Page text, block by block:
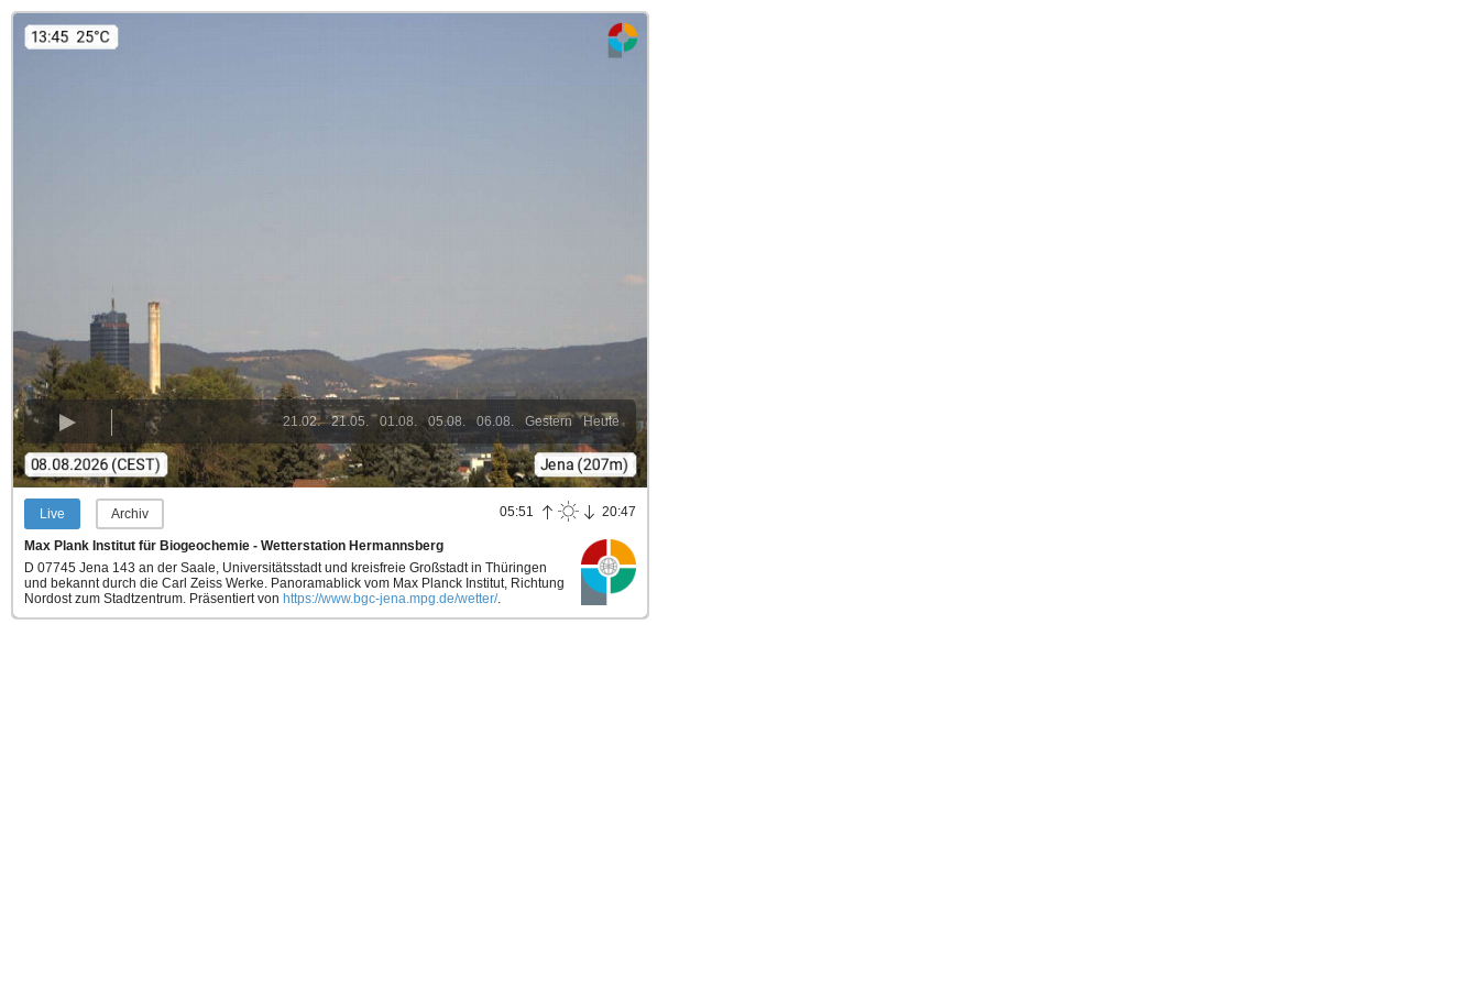
Heute
Gestern
06.08.
05.08.
01.08.
21.05.
21.02.
Live Archiv 05:51 20:47
Max Plank Institut für Biogeochemie - Wetterstation Hermannsberg
D 07745 Jena 143 an der Saale, Universitätsstadt und kreisfreie Großstadt in Thüringen
und bekannt durch die Carl Zeiss Werke. Panoramablick vom Max Planck Institut, Richtung
Nordost zum Stadtzentrum. Präsentiert von https://www.bgc-jena.mpg.de/wetter/.